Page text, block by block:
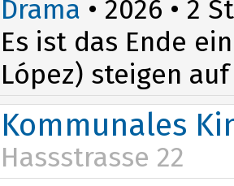
Drama • 2026 • 2
Es ist das Ende
López) steigen
Kommunales
Hassstrasse 22